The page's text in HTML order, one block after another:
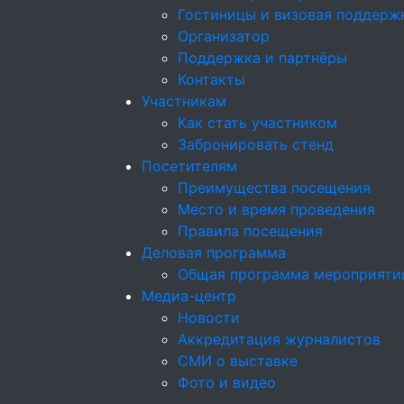
Гостиницы и визовая
Организатор
Поддержка и партнёры
Контакты
Участникам
Как стать участником
Забронировать стенд
Посетителям
Преимущества посещения
Место и время проведения
Правила посещения
Деловая программа
Общая программа
Медиа-центр
Новости
Аккредитация журналистов
СМИ о выставке
Фото и видео